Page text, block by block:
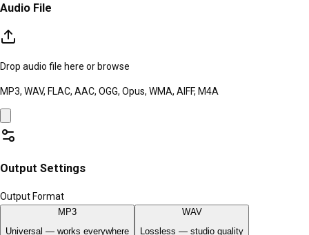
Audio File
Drop audio file here or browse
MP3, WAV, FLAC, AAC, OGG, Opus, WMA, AIFF, M4A
Output Settings
Output Format
MP3
Universal — works everywhere
WAV
Lossless — studio quality